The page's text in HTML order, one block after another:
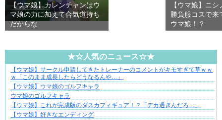
【ウマ娘】カレンチャンはウ
マ娘の力に加えて合気道持ち
だからな
【ウマ娘】ニ
勝負服コスで来
ウマ娘！？
★☆人気のニュース☆★
恋は疑惑に染まり、狂気へ変わる
【ウマ娘】サークル申請してきたトレーナーのコメントがキモすぎて草ｗｗ
ｗ「このまま成長したらどうなるんや…」
【ウマ娘】ウマ娘のゴルフキャラ
ウマ娘のゴルフキャラ
【ウマ娘】これが完成版のダスカフィギュア！？「デカ過ぎんだろ…」
【ウマ娘】好きなエンディング